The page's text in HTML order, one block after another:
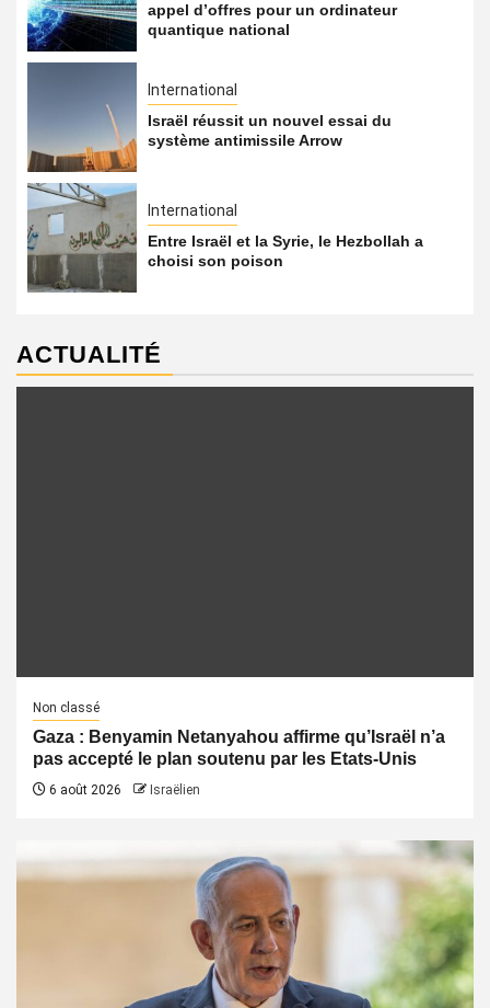
appel d’offres pour un ordinateur
quantique national
International
Israël réussit un nouvel essai du
système antimissile Arrow
International
Entre Israël et la Syrie, le Hezbollah a
choisi son poison
ACTUALITÉ
Non classé
Gaza : Benyamin Netanyahou affirme qu’Israël n’a
pas accepté le plan soutenu par les Etats-Unis
6 août 2026 Israëlien